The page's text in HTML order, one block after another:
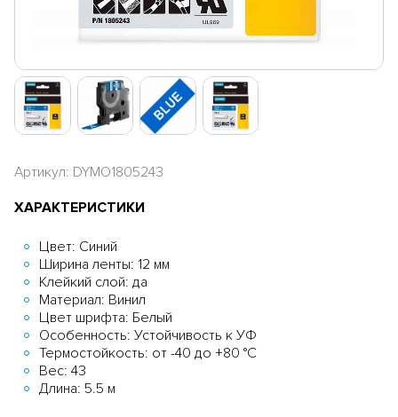
Артикул: DYMO1805243
ХАРАКТЕРИСТИКИ
Цвет: Синий
Ширина ленты: 12 мм
Клейкий слой: да
Материал: Винил
Цвет шрифта: Белый
Особенность: Устойчивость к УФ
Термостойкость: от -40 до +80 °C
Вес: 43
Длина: 5.5 м